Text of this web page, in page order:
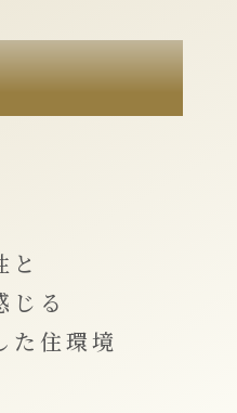
と
じる
た住環境